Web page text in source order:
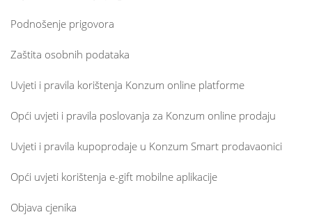
Podnošenje prigovora
Zaštita osobnih podataka
Uvjeti i pravila korištenja Konzum online platforme
Opći uvjeti i pravila poslovanja za Konzum online prodaju
Uvjeti i pravila kupoprodaje u Konzum Smart prodavaonici
Opći uvjeti korištenja e-gift mobilne aplikacije
Objava cjenika